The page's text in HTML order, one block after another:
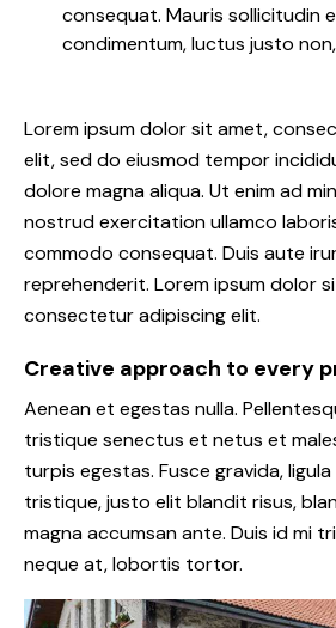
consequat. Mauris sollicitudin
condimentum, luctus justo
Lorem ipsum dolor sit amet,
elit, sed do eiusmod tempor
dolore magna aliqua. Ut enim ad
nostrud exercitation ullamco
commodo consequat. Duis aute
reprehenderit. Lorem ipsum dolor
consectetur adipiscing elit.
Creative approach to every
Aenean et egestas nulla.
tristique senectus et netus et
turpis egestas. Fusce gravida,
tristique, justo elit blandit risus,
magna accumsan ante. Duis id mi
neque at, lobortis tortor.